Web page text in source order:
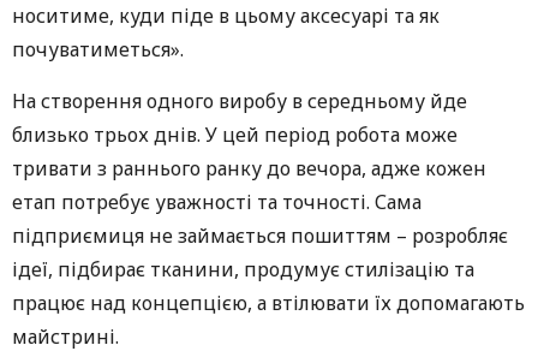
носитиме, куди піде в цьому аксесуарі та як
почуватиметься».
На створення одного виробу в середньому йде
близько трьох днів. У цей період робота може
тривати з раннього ранку до вечора, адже кожен
етап потребує уважності та точності. Сама
підприємиця не займається пошиттям – розробляє
ідеї, підбирає тканини, продумує стилізацію та
працює над концепцією, а втілювати їх допомагають
майстрині.